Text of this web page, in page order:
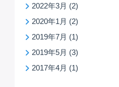
2022年3月 (2)
2020年1月 (2)
2019年7月 (1)
2019年5月 (3)
2017年4月 (1)